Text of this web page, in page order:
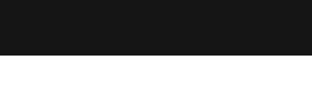
relève est déjà là